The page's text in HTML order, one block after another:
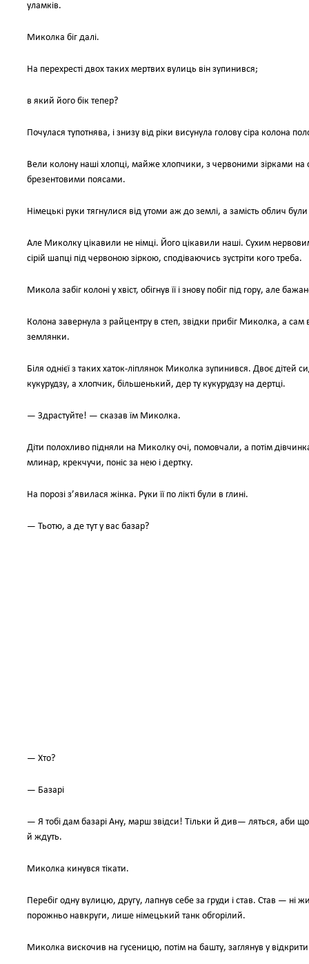
уламків.
Миколка біг далі.
На перехресті двох таких мертвих вулиць він зупинився;
в який його бік тепер?
Почулася тупотнява, і знизу від ріки висунула голову сіра колона
Вели колону наші хлопці, майже хлопчики, з червоними зірками на
брезентовими поясами.
Німецькі руки тягнулися від утоми аж до землі, а замість облич
Але Миколку цікавили не німці. Його цікавили наші. Сухим
сірій шапці під червоною зіркою, сподіваючись зустріти кого треба.
Микола забіг колоні у хвіст, обігнув її і знову побіг під гору, але
Колона завернула з райцентру в степ, звідки прибіг Миколка, а сам
землянки.
Біля однієї з таких хаток-ліплянок Миколка зупинився. Двоє дітей
кукурудзу, а хлопчик, більшенький, дер ту кукурудзу на дертці.
— Здрастуйте! — сказав їм Миколка.
Діти полохливо підняли на Миколку очі, помовчали, а потім
млинар, крекчучи, поніс за нею і дертку.
На порозі з’явилася жінка. Руки її по лікті були в глині.
— Тьотю, а де тут у вас базар?
— Хто?
— Базарі
— Я тобі дам базарі Ану, марш звідси! Тільки й див— ляться, аби
й ждуть.
Миколка кинувся тікати.
Перебіг одну вулицю, другу, лапнув себе за груди і став. Став — ні
порожньо навкруги, лише німецький танк обгорілий.
Миколка вискочив на гусеницю, потім на башту, заглянув у